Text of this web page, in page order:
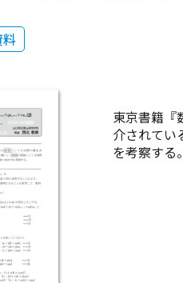
東京書籍『
介されてい
を考察する。